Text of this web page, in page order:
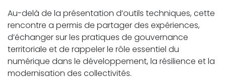
Au-delà de la présentation d’outils techniques, cette
rencontre a permis de partager des expériences,
d’échanger sur les pratiques de gouvernance
territoriale et de rappeler le rôle essentiel du
numérique dans le développement, la résilience et la
modernisation des collectivités.